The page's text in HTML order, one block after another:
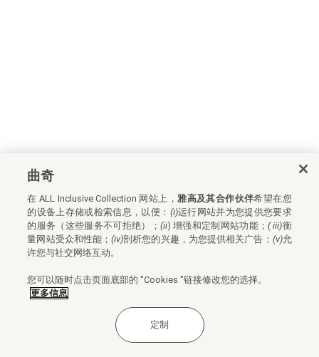
曲奇
在 ALL Inclusive Collection 网站上，雅高及其合作伙伴希望在您
的设备上存储或检索信息，以便： (i)运行网站并为您提供您要求
的服务（这些服务不可拒绝）； (ii) 增强和定制网站功能； ( iii)衡
量网站受众和性能；(iv)剖析您的兴趣，为您提供相关广告； (v)允
许您与社交网络互动。
您可以随时点击页面底部的 "Cookies "链接修改您的选择。
更多信息
定制